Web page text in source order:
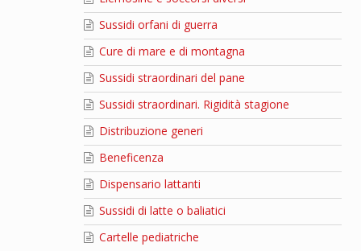
Sussidi orfani di guerra
Cure di mare e di montagna
Sussidi straordinari del pane
Sussidi straordinari. Rigidità stagione
Distribuzione generi
Beneficenza
Dispensario lattanti
Sussidi di latte o baliatici
Cartelle pediatriche